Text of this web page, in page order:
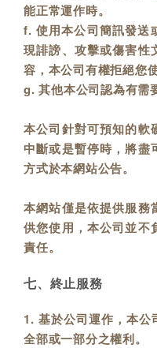
能正常運作時。
f. 使用本公司簡訊發送
現誹謗、攻擊或傷害性
容，本公司有權拒絕您
g. 其他本公司認為有需
本公司針對可預知的軟
中斷或是暫停時，將盡
方式於本網站公告。
本網站僅是依提供服務
供您使用，本公司並不
責任。
七、終止服務
1. 基於公司運作，本公
全部或一部分之權利。